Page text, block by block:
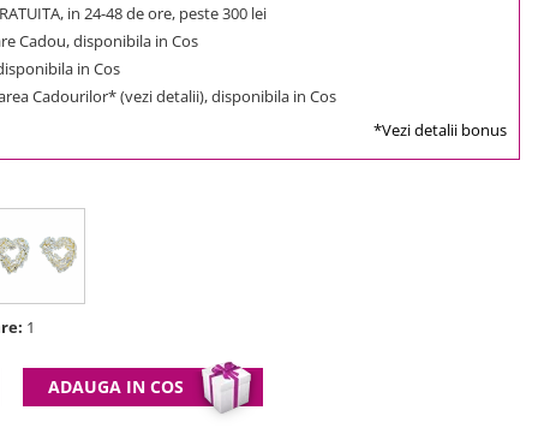
in 24-48 de ore, peste 300 lei
Cadou, disponibila in Cos
in Cos
Cadourilor* (vezi detalii), disponibila in Cos
*Vezi detalii bonus
1
ADAUGA IN COS